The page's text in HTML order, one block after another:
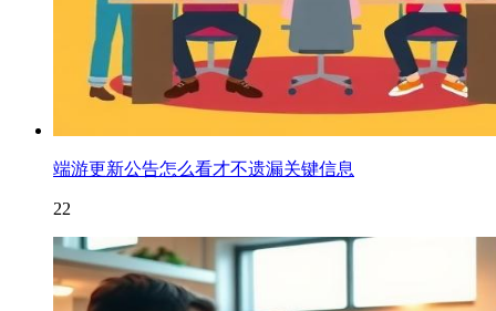
端游更新公告怎么看才不遗漏关键信息
22